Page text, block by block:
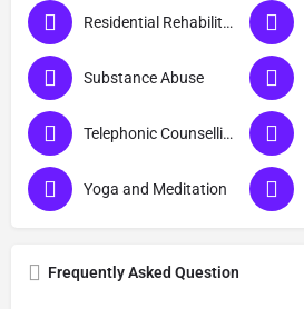
Residential Rehabilitation
Substance Abuse
Telephonic Counselling
Yoga and Meditation
Frequently Asked Question